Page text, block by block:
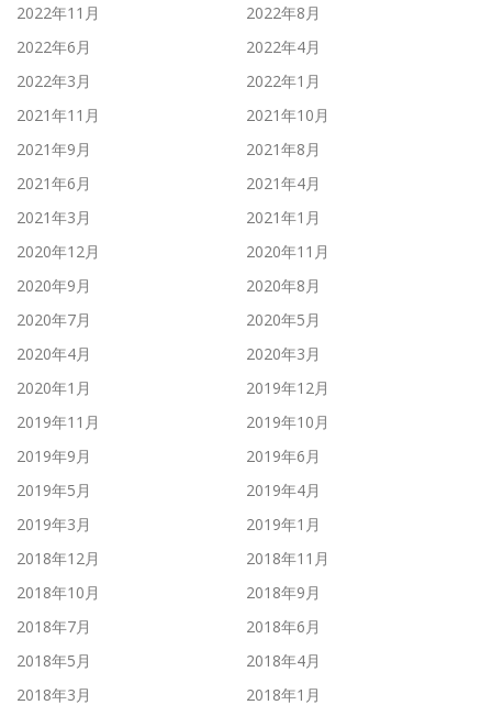
2022年11月
2022年8月
2022年6月
2022年4月
2022年3月
2022年1月
2021年11月
2021年10月
2021年9月
2021年8月
2021年6月
2021年4月
2021年3月
2021年1月
2020年12月
2020年11月
2020年9月
2020年8月
2020年7月
2020年5月
2020年4月
2020年3月
2020年1月
2019年12月
2019年11月
2019年10月
2019年9月
2019年6月
2019年5月
2019年4月
2019年3月
2019年1月
2018年12月
2018年11月
2018年10月
2018年9月
2018年7月
2018年6月
2018年5月
2018年4月
2018年3月
2018年1月